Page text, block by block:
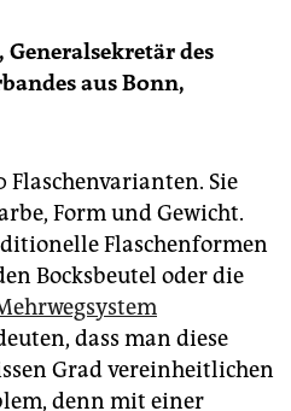
des
aus Bonn,
Flaschenvarianten. Sie
Form und Gewicht.
Flaschenformen
Bocksbeutel oder die
dass man diese
Grad vereinheitlichen
denn mit einer